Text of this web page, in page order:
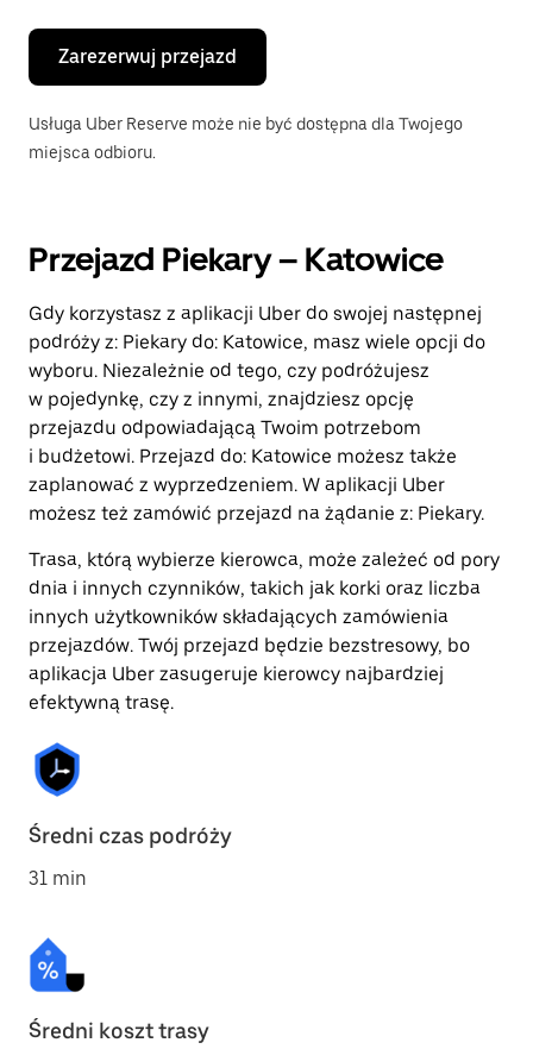
Zarezerwuj przejazd
Usługa Uber Reserve może nie być dostępna dla Twojego
miejsca odbioru.
Przejazd Piekary – Katowice
Gdy korzystasz z aplikacji Uber do swojej następnej
podróży z: Piekary do: Katowice, masz wiele opcji do
wyboru. Niezależnie od tego, czy podróżujesz
w pojedynkę, czy z innymi, znajdziesz opcję
przejazdu odpowiadającą Twoim potrzebom
i budżetowi. Przejazd do: Katowice możesz także
zaplanować z wyprzedzeniem. W aplikacji Uber
możesz też zamówić przejazd na żądanie z: Piekary.
Trasa, którą wybierze kierowca, może zależeć od pory
dnia i innych czynników, takich jak korki oraz liczba
innych użytkowników składających zamówienia
przejazdów. Twój przejazd będzie bezstresowy, bo
aplikacja Uber zasugeruje kierowcy najbardziej
efektywną trasę.
Średni czas podróży
31 min
Średni koszt trasy